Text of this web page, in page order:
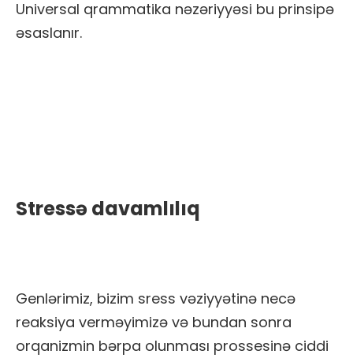
Universal qrammatika nəzəriyyəsi bu prinsipə
əsaslanır.
Stressə davamlılıq
Genlərimiz, bizim sress vəziyyətinə necə
reaksiya verməyimizə və bundan sonra
orqanizmin bərpa olunması prossesinə ciddi